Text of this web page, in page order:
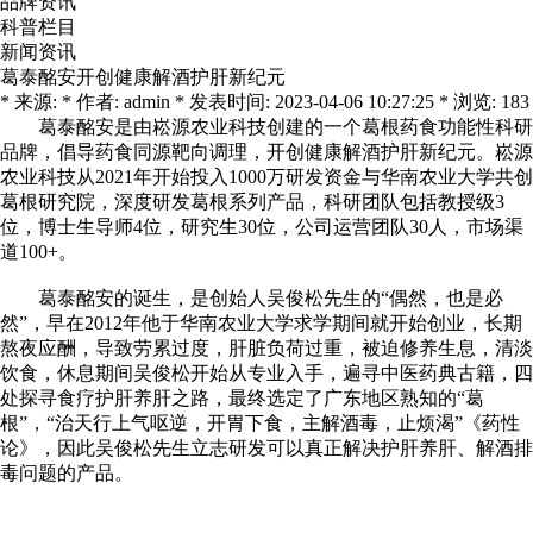
科普栏目
新闻资讯
葛泰酩安开创健康解酒护肝新纪元
* 来源: * 作者: admin * 发表时间: 2023-04-06 10:27:25 * 浏览: 183
葛泰酩安是由崧源农业科技创建的一个葛根药食功能性科研
品牌，倡导药食同源靶向调理，开创健康解酒护肝新纪元。崧源
农业科技从2021年开始投入1000万研发资金与华南农业大学共创
葛根研究院，深度研发葛根系列产品，科研团队包括教授级3
位，博士生导师4位，研究生30位，公司运营团队30人，市场渠
道100+。
葛泰酩安的诞生，是创始人吴俊松先生的“偶然，也是必
然”，早在2012年他于华南农业大学求学期间就开始创业，长期
熬夜应酬，导致劳累过度，肝脏负荷过重，被迫修养生息，清淡
饮食，休息期间吴俊松开始从专业入手，遍寻中医药典古籍，四
处探寻食疗护肝养肝之路，最终选定了广东地区熟知的“葛
根”，“治天行上气呕逆，开胃下食，主解酒毒，止烦渴”《药性
论》，因此吴俊松先生立志研发可以真正解决护肝养肝、解酒排
毒问题的产品。